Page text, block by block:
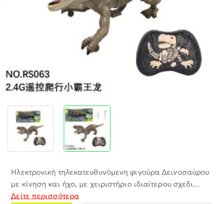
Ηλεκτρονική τηλεκατευθυνόμενη φιγούρα Δεινοσαύρου
με κίνηση και ήχο, με χειριστήριο ιδιαίτερου σχεδι...
Δείτε περισσότερα